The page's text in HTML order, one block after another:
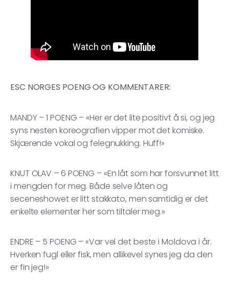
ESC NORGES POENG OG KOMMENTARER:
MANDY – 1 POENG – «Her er det lite positivt å si, og jeg
syns nesten koreografien vipper mot det komiske.
Skjærende vokal og felegnukking. Huff!»
KNUT OLAV – 6 POENG – «En låt som har forsvunnet litt
i mengden for meg. Både selve låten og
seceneshowet er litt stakkato, men samtidig er det
enkelte elementer her som tiltaler meg.»
ENDRE – 5 POENG – «Var vel det beste i Moldova i år.
Hverken fugl eller fisk, men allikevel synes jeg da den
er fin jeg!»